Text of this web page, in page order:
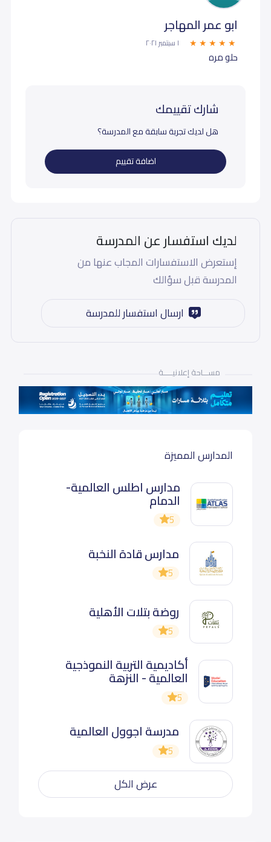
ابو عمر المهاجر
١ سبتمبر ٢٠٢١
حلو مره
شارك تقييمك
هل لديك تجربة سابقة مع المدرسة؟
اضافة تقييم
لديك استفسار عن المدرسة
إستعرض الاستفسارات المجاب عنها من
المدرسة قبل سؤالك
ارسال استفسار للمدرسة
مســـاحة إعلانيـــــة
المدارس المميزة
مدارس اطلس العالمية-
الدمام
5
مدارس قادة النخبة
5
روضة بتلات الأهلية
5
أكاديمية التربية النموذجية
العالمية - النزهة
5
مدرسة اجوول العالمية
5
عرض الكل